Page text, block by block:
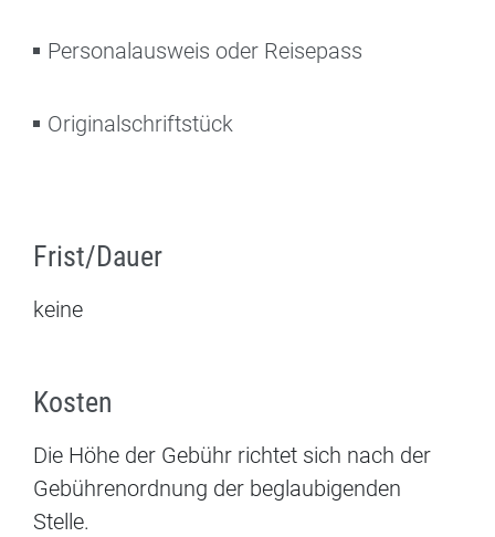
Personalausweis oder Reisepass
Originalschriftstück
Frist/Dauer
keine
Kosten
Die Höhe der Gebühr richtet sich nach der
Gebührenordnung der beglaubigenden
Stelle.